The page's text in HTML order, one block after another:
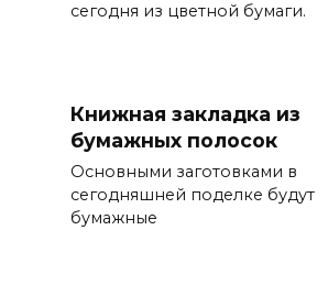
сегодня из цветной бумаги.
Книжная закладка из
бумажных полосок
Основными заготовками в
сегодняшней поделке будут
бумажные